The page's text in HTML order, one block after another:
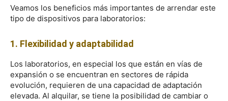
Veamos los beneficios más importantes de arrendar este
tipo de dispositivos para laboratorios:
1. Flexibilidad y adaptabilidad
Los laboratorios, en especial los que están en vías de
expansión o se encuentran en sectores de rápida
evolución, requieren de una capacidad de adaptación
elevada. Al alquilar, se tiene la posibilidad de cambiar o